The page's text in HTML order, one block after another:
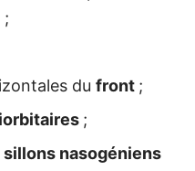
;
du front ;
;
sillons nasogéniens